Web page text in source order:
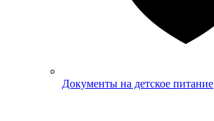
Документы на детское питание